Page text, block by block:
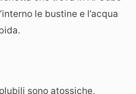
le bustine e l’acqua
sono atossiche,